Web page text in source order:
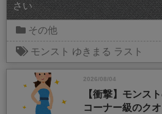
さい
その他
モンスト ゆきまる ラスト
2026/08/04
【衝撃】モンス
コーナー級のク